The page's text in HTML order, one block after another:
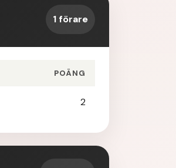
1 förare
POÄNG
2